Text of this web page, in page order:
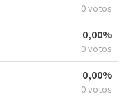
0 votos
0,00%
0 votos
0,00%
0 votos